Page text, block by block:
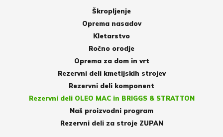
Škropljenje
Oprema nasadov
Kletarstvo
Ročno orodje
Oprema za dom in vrt
Rezervni deli kmetijskih strojev
Rezervni deli komponent
Rezervni deli OLEO MAC in BRIGGS & STRATTON
Naš proizvodni program
Rezervni deli za stroje ZUPAN